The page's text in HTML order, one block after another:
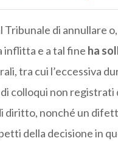
Tribunale di annullare
inflitta e a tal fine ha
tra cui l’eccessiva
colloqui non
diritto, nonché un
della decisione in